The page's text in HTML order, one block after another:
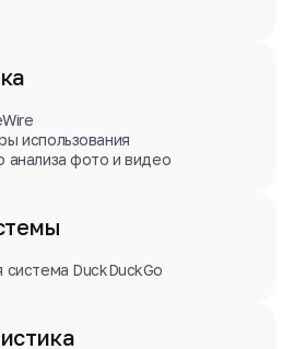
использования
анализа фото и видео
система DuckDuckGo